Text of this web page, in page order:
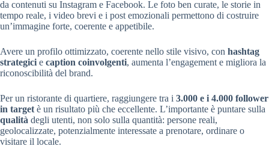
da contenuti su Instagram e Facebook. Le foto ben curate, le storie in
tempo reale, i video brevi e i post emozionali permettono di costruire
un’immagine forte, coerente e appetibile.
Avere un profilo ottimizzato, coerente nello stile visivo, con hashtag
strategici e caption coinvolgenti, aumenta l’engagement e migliora la
riconoscibilità del brand.
Per un ristorante di quartiere, raggiungere tra i 3.000 e i 4.000 follower
in target è un risultato più che eccellente. L’importante è puntare sulla
qualità degli utenti, non solo sulla quantità: persone reali,
geolocalizzate, potenzialmente interessate a prenotare, ordinare o
visitare il locale.